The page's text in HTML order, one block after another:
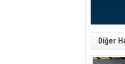
Diğer